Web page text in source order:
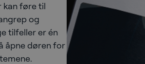
kan føre til
og
tilfeller er én
åpne døren for